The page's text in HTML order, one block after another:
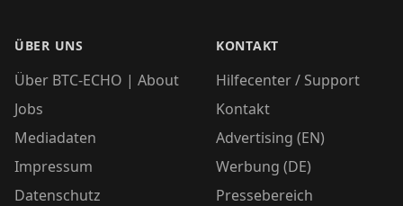
ÜBER UNS
Über BTC-ECHO | About
Jobs
Mediadaten
Impressum
Datenschutz
KONTAKT
Hilfecenter / Support
Kontakt
Advertising (EN)
Werbung (DE)
Pressebereich